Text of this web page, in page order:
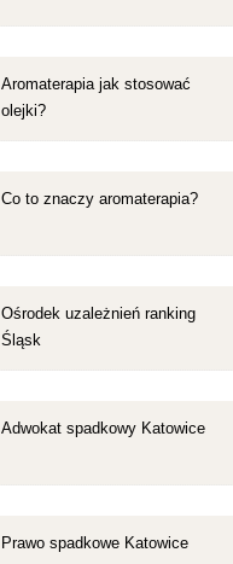
Aromaterapia jak stosować
olejki?
Co to znaczy aromaterapia?
Ośrodek uzależnień ranking
Śląsk
Adwokat spadkowy Katowice
Prawo spadkowe Katowice